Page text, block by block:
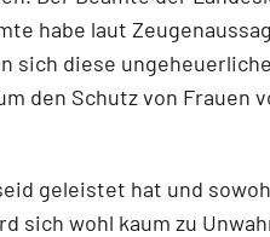
habe laut
sich diese
den Schutz von
geleistet hat und
wohl kaum zu